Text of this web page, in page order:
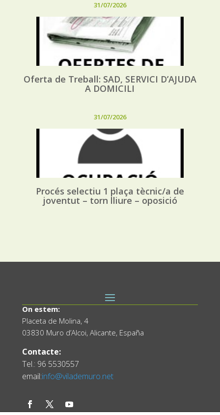
31/07/2026
Oferta de Treball: SAD, SERVICI D’AJUDA
A DOMICILI
31/07/2026
Procés selectiu 1 plaça tècnic/a de
joventut – torn lliure – oposició
On estem:
Placeta de Molina, 4
03830 Muro d’Alcoi, Alicante, España
Contacte:
Tel.: 96 5530557
email:info@vilademuro.net